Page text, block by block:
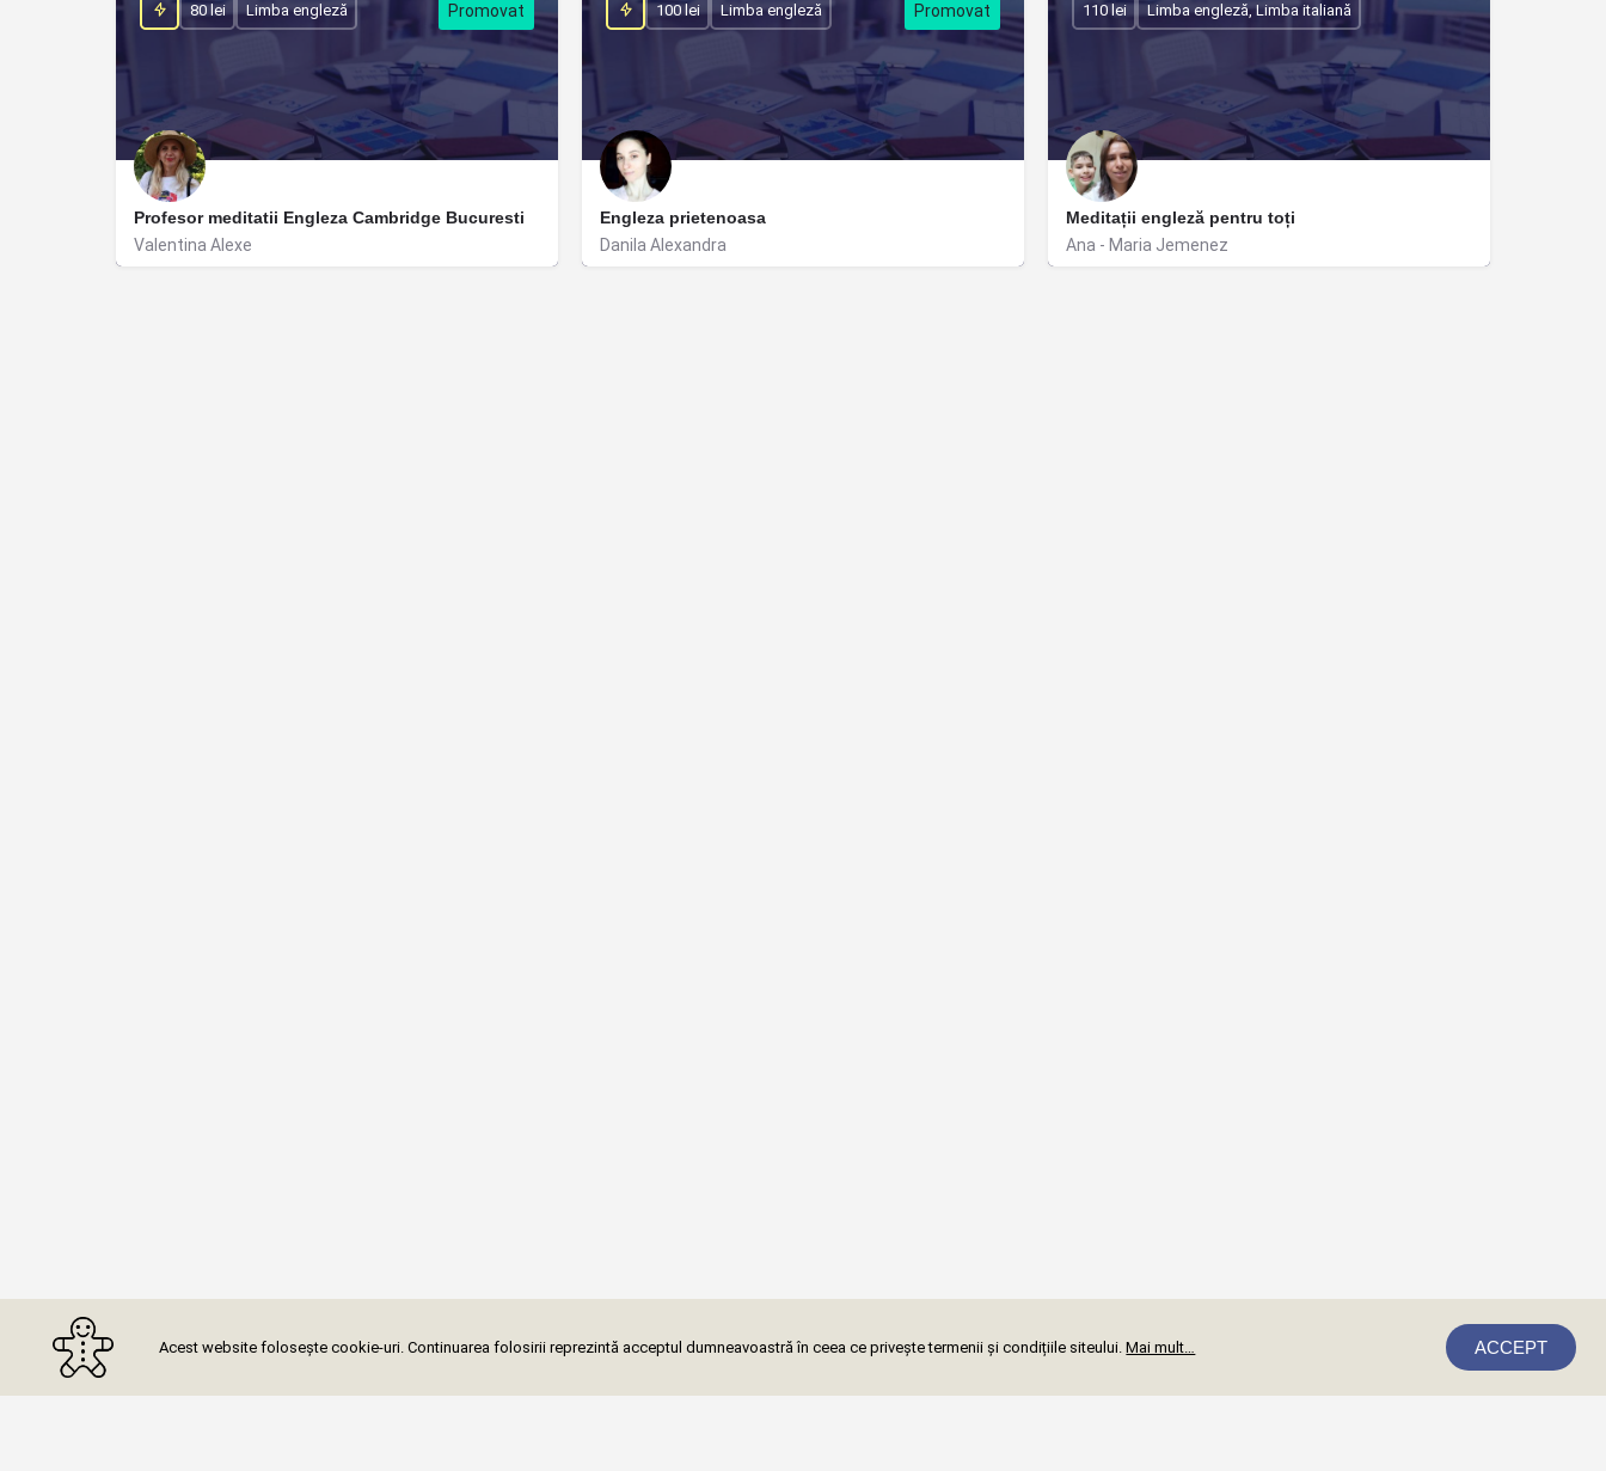
Profesor meditatii Engleza Cambridge Bucuresti
Valentina Alexe
80 lei Limba engleză
Engleza prietenoasa
Danila Alexandra
100 lei Limba engleză
Meditații engleză pentru toți
Ana - Maria Jemenez
110 lei Limba engleză, Limba italiană
Acest website folosește cookie-uri. Continuarea folosirii reprezintă acceptul dumneavoastră în ceea ce privește termenii și condițiile siteului.Mai mult… ACCEPT